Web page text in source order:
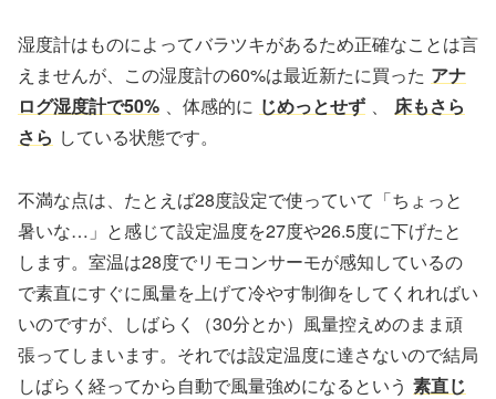
湿度計はものによってバラツキがあるため正確なことは言
えませんが、この湿度計の60%は最近新たに買った アナ
ログ湿度計で50% 、体感的に じめっとせず 、
床もさら
さら している状態です。
不満な点は、たとえば28度設定で使っていて「ちょっと
暑いな…」と感じて設定温度を27度や26.5度に下げたと
します。室温は28度でリモコンサーモが感知しているの
で素直にすぐに風量を上げて冷やす制御をしてくれればい
いのですが、しばらく（30分とか）風量控えめのまま頑
張ってしまいます。それでは設定温度に達さないので結局
しばらく経ってから自動で風量強めになるという 素直じ